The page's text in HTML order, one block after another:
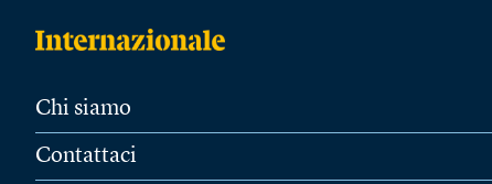
Chi siamo
Contattaci